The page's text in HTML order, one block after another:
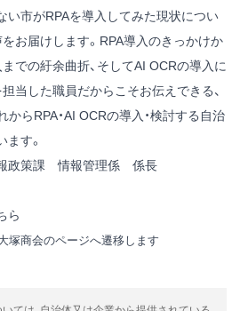
い市がRPAを導入してみた現状につい
お届けします。RPA導入のきっかけか
での紆余曲折、そしてAI OCRの導入に
当した職員だからこそお伝えできる、
らRPA・AI OCRの導入・検討する自治
す。
政策課 情報管理係 係長
ら
塚商会のページへ遷移します